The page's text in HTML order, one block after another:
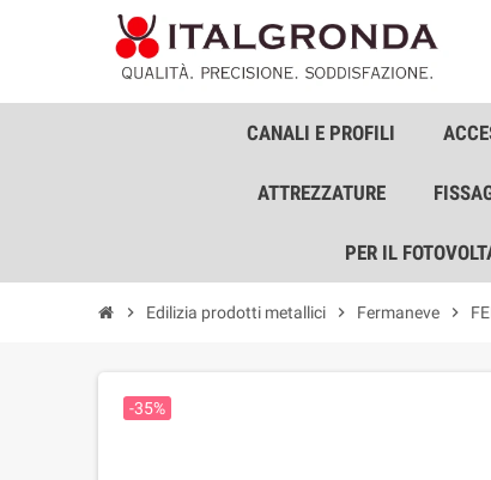
CANALI E PROFILI
ATTREZZATURE
PER IL
chevron_right Edilizia prodotti metallici chevron_right Fermaneve chevron_right
-35%